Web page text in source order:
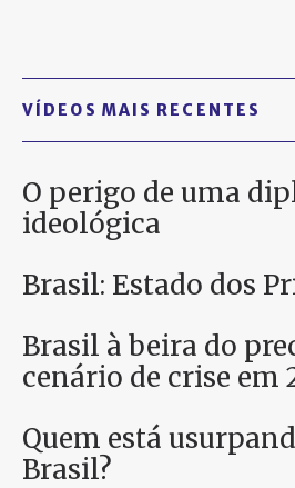
VÍDEOS MAIS RECENTES
O perigo de uma
ideológica
Brasil: Estado dos
Brasil à beira do
cenário de crise em
Quem está
Brasil?